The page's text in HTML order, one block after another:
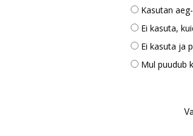
Kasutan
Ei kasuta,
Ei kasuta ja
Mul puudub